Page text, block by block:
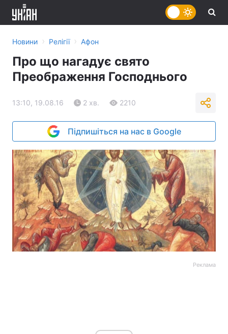
Новини › Релігії › Афон
Про що нагадує свято
Преображення Господнього
13:10, 19.08.16 2 хв. 2210
Підпишіться на нас в Google
Реклама